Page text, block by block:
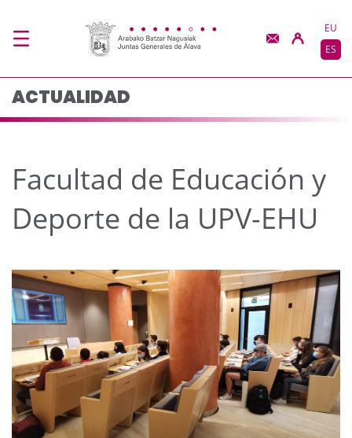
Facultad de
EU
ES
ACTUALIDAD
Facultad de Educación y
Deporte de la UPV-EHU